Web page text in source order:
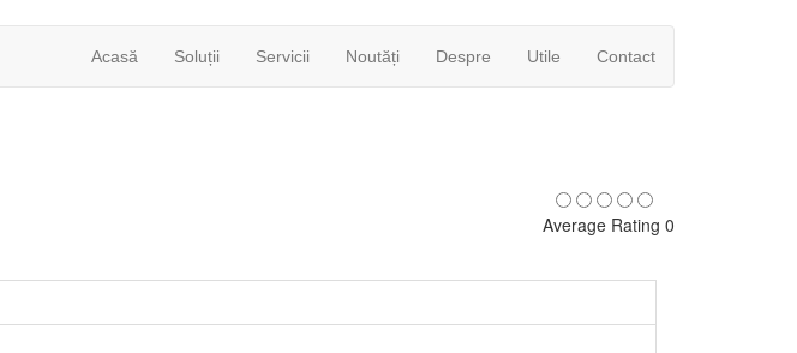
Acasă Soluții Servicii Noutăți Despre Utile Contact
Average Rating 0